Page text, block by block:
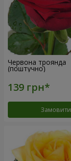
Червона троянда
(поштучно)
Замовити